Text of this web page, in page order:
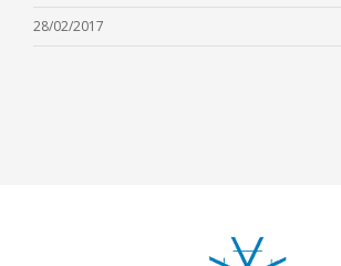
28/02/2017